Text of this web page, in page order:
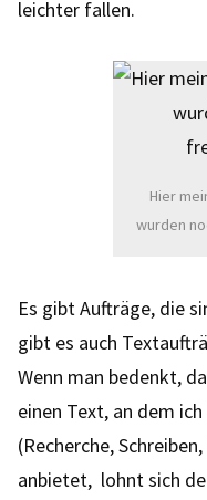
leichter fallen.
Hier
wurden
Es gibt Aufträge, die
gibt es auch
Wenn man bedenkt,
einen Text, an dem
(Recherche,
anbietet, lohnt sich